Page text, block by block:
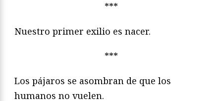
***
Nuestro primer exilio es nacer.
***
Los pájaros se asombran de que los
humanos no vuelen.